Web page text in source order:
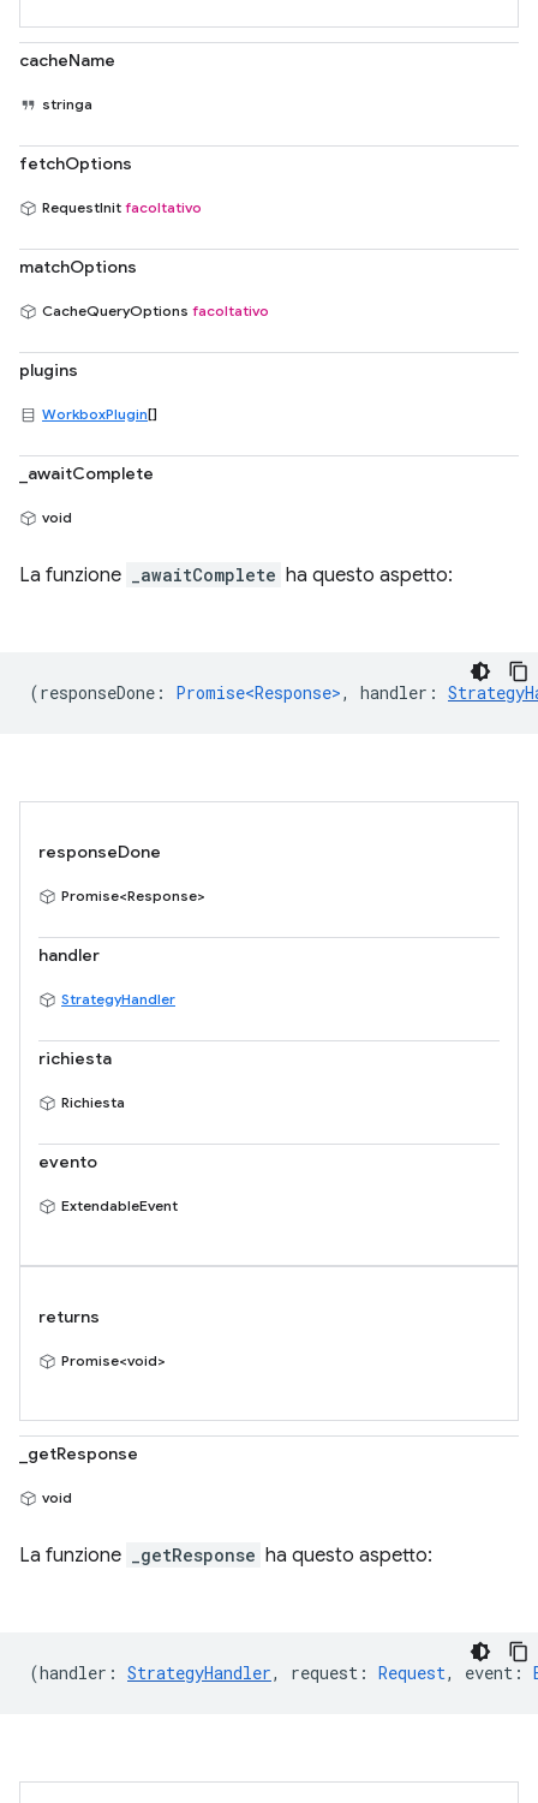
cacheName
stringa
fetchOptions
RequestInit facoltativo
matchOptions
CacheQueryOptions facoltativo
plugins
WorkboxPlugin[]
_awaitComplete
void
La funzione _awaitComplete ha questo aspetto:
(responseDone : Promise<Response>, handler :
responseDone
Promise<Response>
handler
StrategyHandler
richiesta
Richiesta
evento
ExtendableEvent
returns
Promise<void>
_getResponse
void
La funzione _getResponse ha questo aspetto:
(handler : StrategyHandler, request : Request, event :